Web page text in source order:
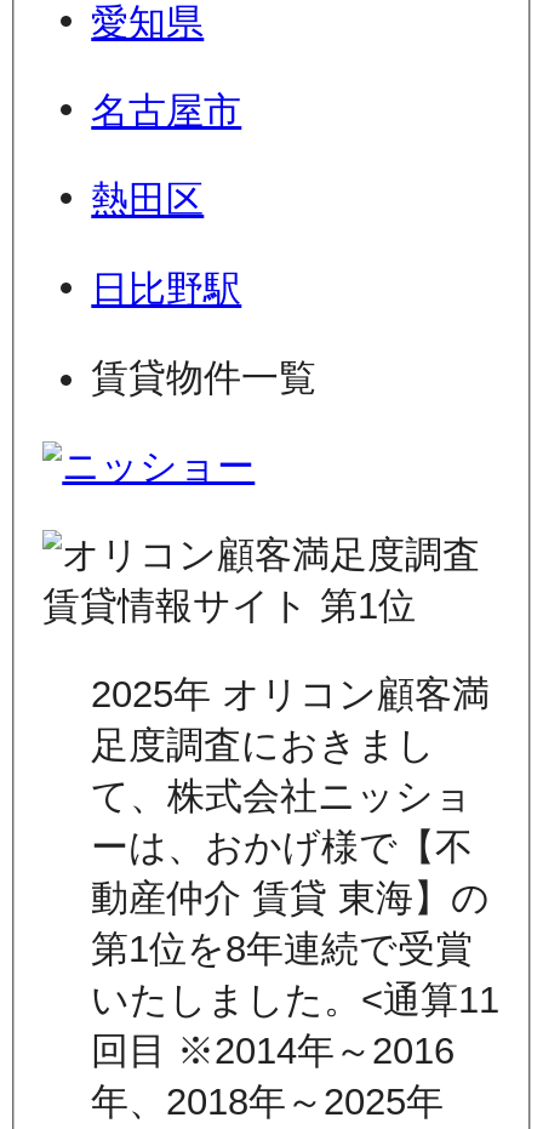
愛知県
名古屋市
熱田区
日比野駅
賃貸物件一覧
2025年 オリコン顧客満
足度調査におきまし
て、株式会社ニッショ
ーは、おかげ様で【不
動産仲介 賃貸 東海】の
第1位を8年連続で受賞
いたしました。<通算11
回目 ※2014年～2016
年、2018年～2025年